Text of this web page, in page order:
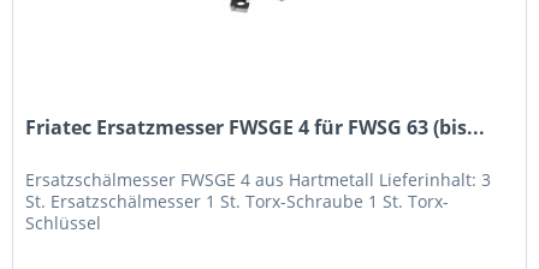
Friatec Ersatzmesser FWSGE 4 für FWSG 63 (bis...
Ersatzschälmesser FWSGE 4 aus Hartmetall Lieferinhalt: 3
St. Ersatzschälmesser 1 St. Torx-Schraube 1 St. Torx-
Schlüssel